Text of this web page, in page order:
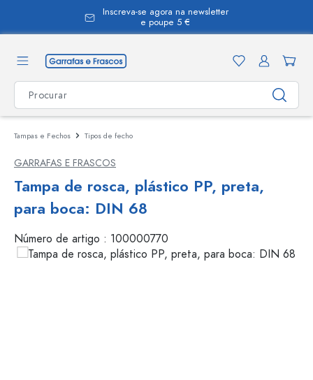
Inscreva-se agora na newsletter
e poupe 5 €
Tampas e Fechos Tipos de fecho
GARRAFAS E FRASCOS
Tampa de rosca, plástico PP, preta,
para boca: DIN 68
Número de artigo : 100000770